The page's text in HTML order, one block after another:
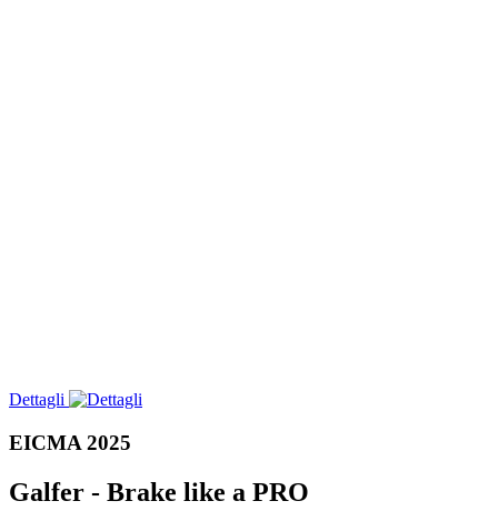
Dettagli
EICMA 2025
Galfer - Brake like a PRO